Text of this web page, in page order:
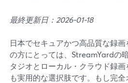
最終更新日：2026-01-18
日本でセキュアかつ高品質な録画
の方にとっては、StreamYardの
タジオとローカル・クラウド録
も実用的な選択肢です。もし完